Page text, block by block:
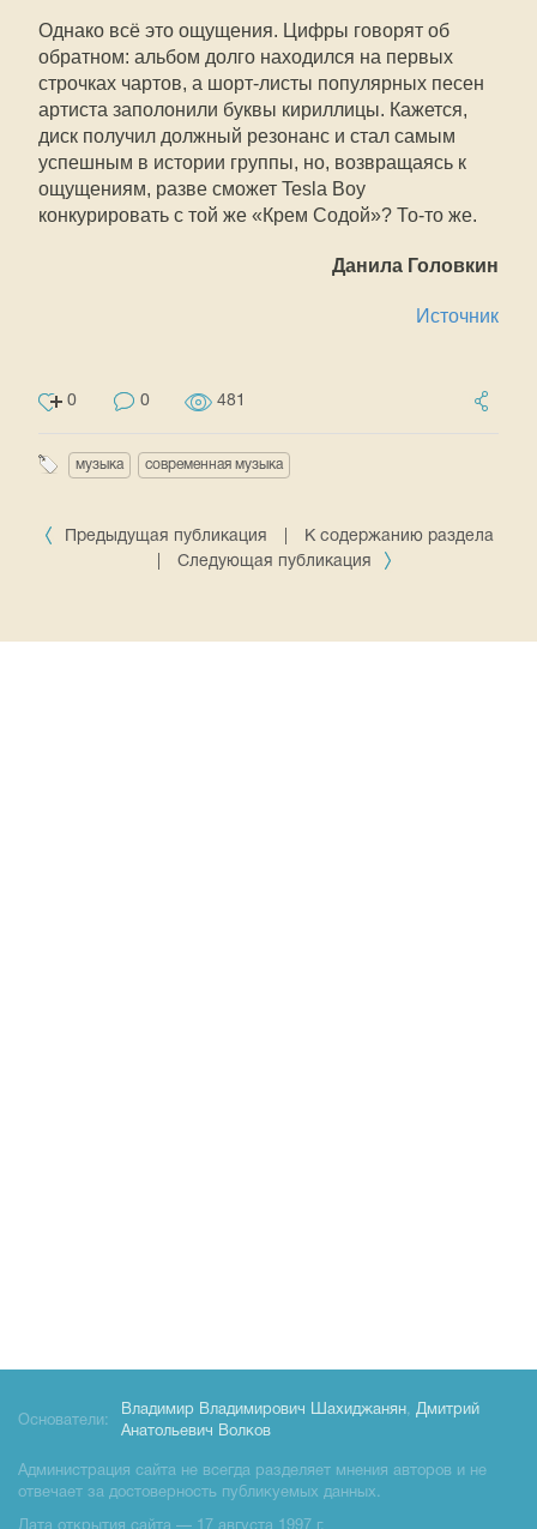
Однако всё это ощущения. Цифры говорят об
обратном: альбом долго находился на первых
строчках чартов, а шорт-листы популярных песен
артиста заполонили буквы кириллицы. Кажется,
диск получил должный резонанс и стал самым
успешным в истории группы, но, возвращаясь к
ощущениям, разве сможет Tesla Boy
конкурировать с той же «Крем Содой»? То-то же.
Данила Головкин
Источник
0 0 481
музыка современная музыка
Предыдущая публикация
К содержанию раздела
Следующая публикация
Основатели:
Владимир Владимирович Шахиджанян, Дмитрий
Анатольевич Волков
Администрация сайта не всегда разделяет мнения авторов и не
отвечает за достоверность публикуемых данных.